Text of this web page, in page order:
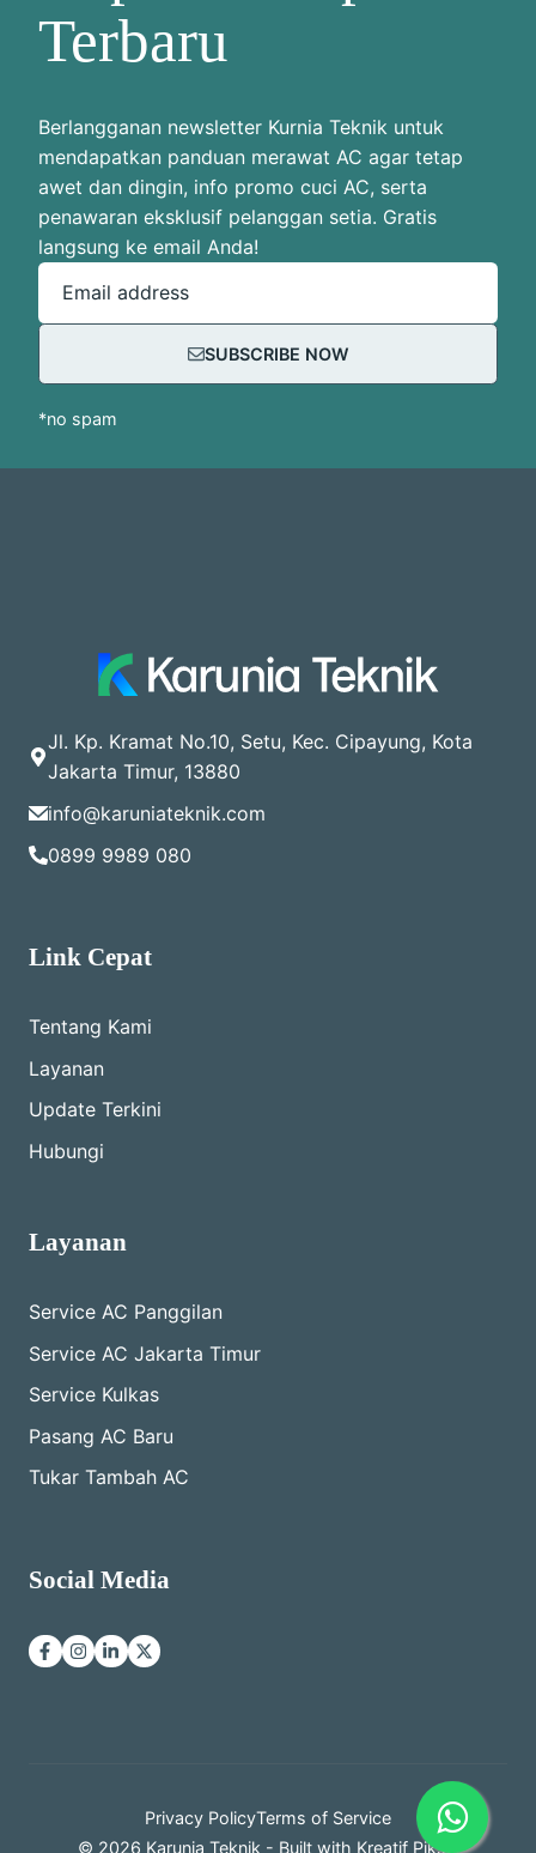
Terbaru
Berlangganan newsletter Kurnia Teknik untuk
mendapatkan panduan merawat AC agar tetap
awet dan dingin, info promo cuci AC, serta
penawaran eksklusif pelanggan setia. Gratis
langsung ke email Anda!
Email address
SUBSCRIBE NOW
*no spam
Jl. Kp. Kramat No.10, Setu, Kec. Cipayung, Kota
Jakarta Timur, 13880
info@karuniateknik.com
0899 9989 080
Link Cepat
Tentang Kami
Layanan
Update Terkini
Hubungi
Layanan
Service AC Panggilan
Service AC Jakarta Timur
Service Kulkas
Pasang AC Baru
Tukar Tambah AC
Social Media
© 2026 Karunia Teknik - Built with Kreatif Piksel
Privacy PolicyTerms of Service